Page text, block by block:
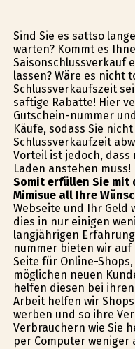
Sind Sie es sattso
warten? Kommt es
Saisonschlussverkauf
lassen? Wäre es nicht
Schlussverkaufszeit
saftige Rabatte! Hier
Gutschein-nummer
Käufe, sodass Sie
Schlussverkaufzeit
Vorteil ist jedoch,
Laden anstehen
Somit erfüllen Sie mit
Mimisue all Ihre
Webseite und Ihr Geld
dies in nur einigen
langjährigen
nummer bieten wir
Seite für Online-
möglichen neuen
helfen diesen bei
Arbeit helfen wir
werben und so ihre
Verbrauchern wie Sie
per Computer weniger